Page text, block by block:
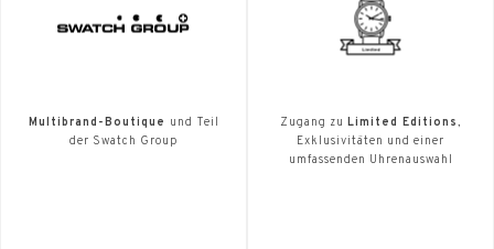
Multibrand-Boutique
und Teil
der Swatch Group
Zugang zu Limited Editions,
Exklusivitäten und einer
umfassenden Uhrenauswahl